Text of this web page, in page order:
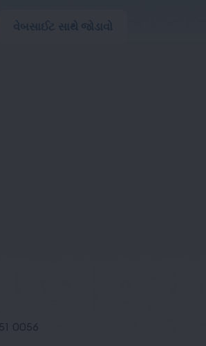
વેબસાઈટ સાથે જોડાવો
0056